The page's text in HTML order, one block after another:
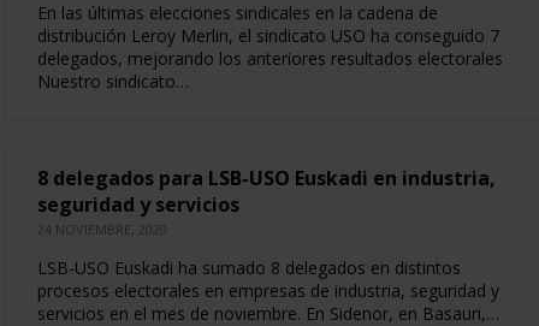
En las últimas elecciones sindicales en la cadena de
distribución Leroy Merlin, el sindicato USO ha conseguido 7
delegados, mejorando los anteriores resultados electorales
Nuestro sindicato…
8 delegados para LSB-USO Euskadi en industria,
seguridad y servicios
24 NOVIEMBRE, 2020
LSB-USO Euskadi ha sumado 8 delegados en distintos
procesos electorales en empresas de industria, seguridad y
servicios en el mes de noviembre. En Sidenor, en Basauri,…